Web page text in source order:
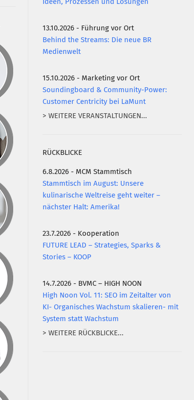
Ideen, Prozessen und Lösungen
13.10.2026 - Führung vor Ort
Behind the Streams: Die neue BR
Medienwelt
15.10.2026 - Marketing vor Ort
Soundingboard & Community-Power:
Customer Centricity bei LaMunt
> WEITERE VERANSTALTUNGEN...
RÜCKBLICKE
6.8.2026 - MCM Stammtisch
Stammtisch im August: Unsere
kulinarische Weltreise geht weiter –
nächster Halt: Amerika!
23.7.2026 - Kooperation
FUTURE LEAD – Strategies, Sparks &
Stories – KOOP
14.7.2026 - BVMC – HIGH NOON
High Noon Vol. 11: SEO im Zeitalter von
KI- Organisches Wachstum skalieren- mit
System statt Wachstum
> WEITERE RÜCKBLICKE...